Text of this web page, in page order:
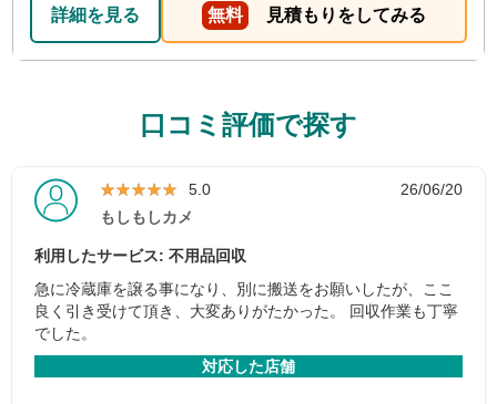
詳細を見る 無料 見積もりをしてみる
口コミ評価で探す
★★★★★
★★★★★ 5.0
26/06/20
もしもしカメ
利用したサービス: 不用品回収
急に冷蔵庫を譲る事になり、別に搬送をお願いしたが、ここ
良く引き受けて頂き、大変ありがたかった。 回収作業も丁寧
でした。
対応した店舗